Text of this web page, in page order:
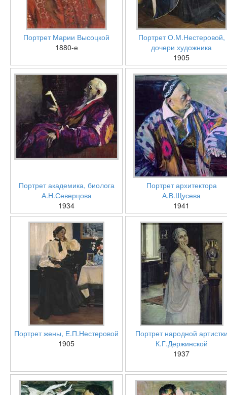
Портрет Марии Высоцкой
1880-е
Портрет О.М.Нестеровой,
дочери художника
1905
Портрет академика, биолога
А.Н.Северцова
1934
Портрет архитектора
А.В.Щусева
1941
Портрет жены, Е.П.Нестеровой
1905
Портрет народной
К.Г.Держинской
1937